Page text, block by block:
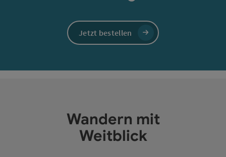
Jetzt bestellen
Wandern mit
Weitblick